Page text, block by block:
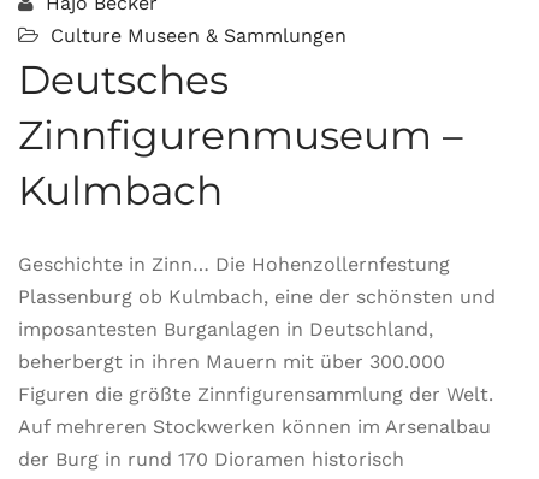
Culture Museen & Sammlungen
Deutsches
Zinnfigurenmuseum –
Kulmbach
Geschichte in Zinn… Die Hohenzollernfestung
Plassenburg ob Kulmbach, eine der schönsten und
imposantesten Burganlagen in Deutschland,
beherbergt in ihren Mauern mit über 300.000
Figuren die größte Zinnfigurensammlung der Welt.
Auf mehreren Stockwerken können im Arsenalbau
der Burg in rund 170 Dioramen historisch